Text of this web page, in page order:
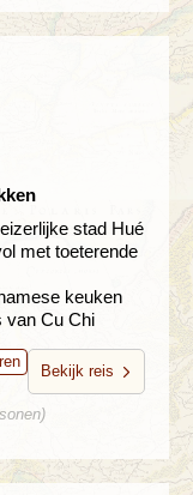
stad Hué
met toeterende
keuken
van Cu Chi
Bekijk reis